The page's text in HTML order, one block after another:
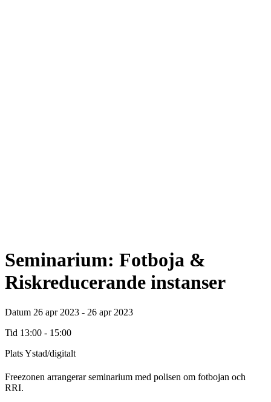
Seminarium: Fotboja &
Riskreducerande instanser
Datum 26 apr 2023 - 26 apr 2023
Tid 13:00 - 15:00
PlatsYstad/digitalt
Freezonen arrangerar seminarium med polisen om fotbojan och
RRI.